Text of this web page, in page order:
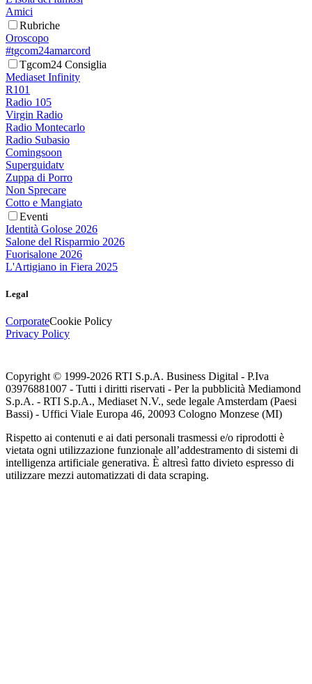
Amici
Rubriche
Oroscopo
#tgcom24amarcord
Tgcom24 Consiglia
Mediaset Infinity
R101
Radio 105
Virgin Radio
Radio Montecarlo
Radio Subasio
Comingsoon
Superguidatv
Zuppa di Porro
Non Sprecare
Cotto e Mangiato
Eventi
Identità Golose 2026
Salone del Risparmio 2026
Fuorisalone 2026
L'Artigiano in Fiera 2025
Legal
CorporateCookie Policy
Privacy Policy
Copyright © 1999-2026 RTI S.p.A. Business Digital - P.Iva
03976881007 - Tutti i diritti riservati - Per la pubblicità Mediamond
S.p.A. - RTI S.p.A., Mediaset N.V., sede legale Amsterdam (Paesi
Bassi) - Uffici Viale Europa 46, 20093 Cologno Monzese (MI)
Rispetto ai contenuti e ai dati personali trasmessi e/o riprodotti è
vietata ogni utilizzazione funzionale all’addestramento di sistemi di
intelligenza artificiale generativa. È altresì fatto divieto espresso di
utilizzare mezzi automatizzati di data scraping.